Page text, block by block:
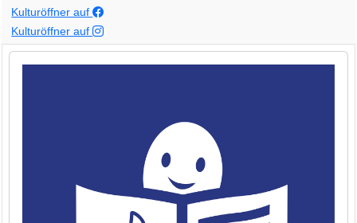
Kulturöffner auf
Kulturöffner auf